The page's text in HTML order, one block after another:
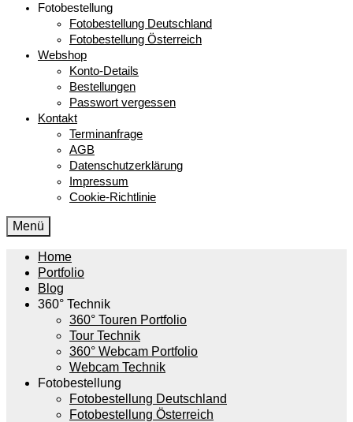
Fotobestellung
Fotobestellung Deutschland
Fotobestellung Österreich
Webshop
Konto-Details
Bestellungen
Passwort vergessen
Kontakt
Terminanfrage
AGB
Datenschutzerklärung
Impressum
Cookie-Richtlinie
Menü
Home
Portfolio
Blog
360° Technik
360° Touren Portfolio
Tour Technik
360° Webcam Portfolio
Webcam Technik
Fotobestellung
Fotobestellung Deutschland
Fotobestellung Österreich